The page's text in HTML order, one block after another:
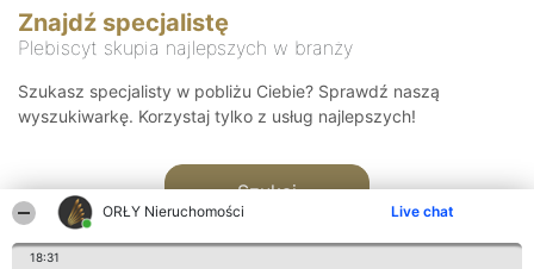
ORŁY Nieruchomości Live chat
18:31
Znajdź specjalistę
Plebiscyt skupia najlepszych w branży
Szukasz specjalisty w pobliżu Ciebie? Sprawdź naszą
wyszukiwarkę. Korzystaj tylko z usług najlepszych!
Szukaj